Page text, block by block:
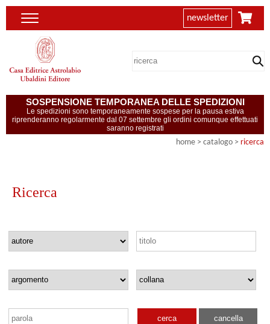
newsletter
SOSPENSIONE TEMPORANEA DELLE SPEDIZIONI
Le spedizioni sono temporaneamente sospese per la pausa estiva
riprenderanno regolarmente dal 07 settembre gli ordini comunque effettuati
saranno registrati
home > catalogo > ricerca
Ricerca
cerca cancella